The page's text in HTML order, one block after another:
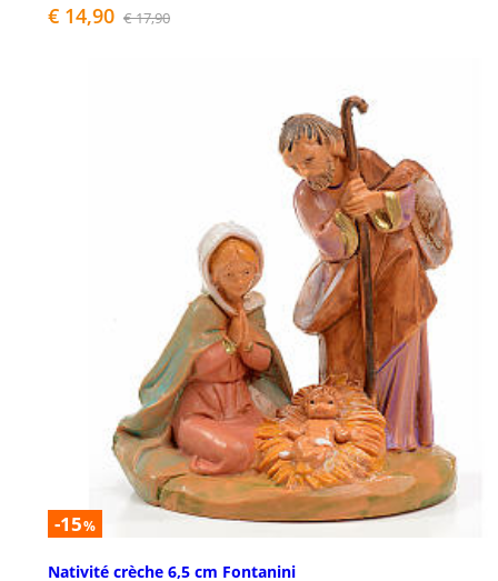
€ 14,90 € 17,90
-15%
Nativité crèche 6,5 cm Fontanini